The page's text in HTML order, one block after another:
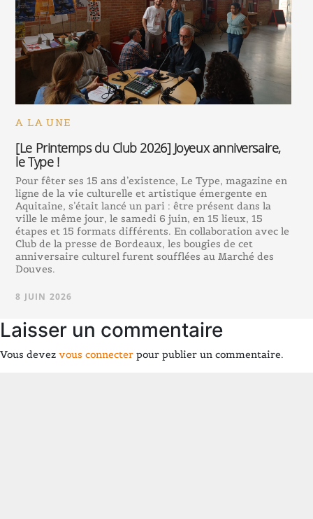
A LA UNE
[Le Printemps du Club 2026] Joyeux anniversaire,
le Type !
Pour fêter ses 15 ans d’existence, Le Type, magazine en
ligne de la vie culturelle et artistique émergente en
Aquitaine, s’était lancé un pari : être présent dans la
ville le même jour, le samedi 6 juin, en 15 lieux, 15
étapes et 15 formats différents. En collaboration avec le
Club de la presse de Bordeaux, les bougies de cet
anniversaire culturel furent soufflées au Marché des
Douves.
8 JUIN 2026
Laisser un commentaire
Vous devez vous connecter pour publier un commentaire.